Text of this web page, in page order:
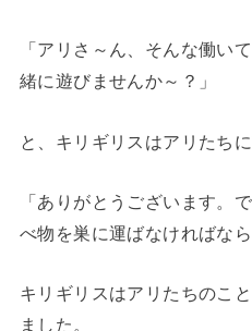
「アリさ～ん、そんな働い
緒に遊びませんか～？」
と、キリギリスはアリたち
「ありがとうございます。
べ物を巣に運ばなければな
キリギリスはアリたちのこ
ました。